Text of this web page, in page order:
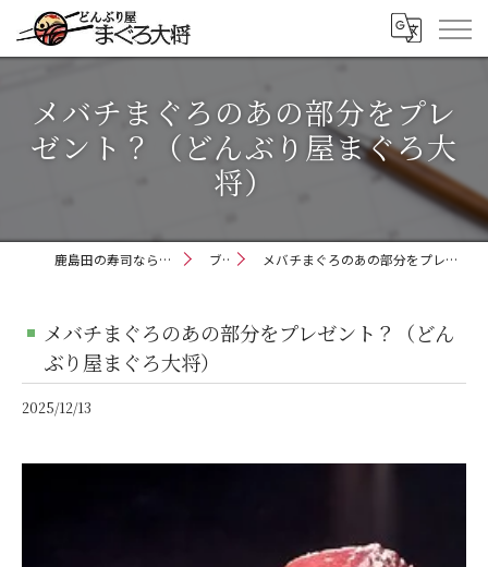
メバチまぐろのあの部分をプレ
ゼント？（どんぶり屋まぐろ大
将）
鹿島田の寿司ならどんぶり屋まぐろ大将 ブログ メバチまぐろのあの部分をプレゼント？（どんぶり屋まぐろ大将）
メバチまぐろのあの部分をプレゼント？（どん
ぶり屋まぐろ大将）
2025/12/13